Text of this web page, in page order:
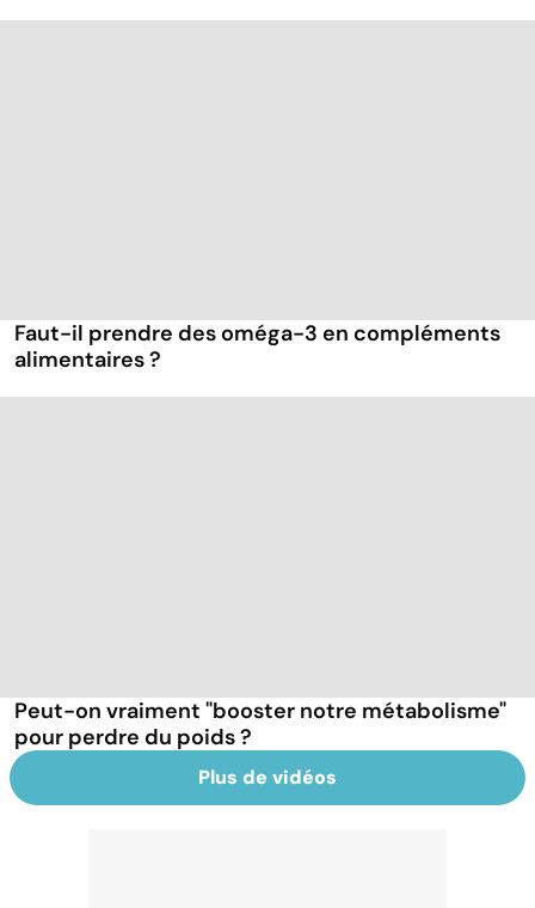
Faut-il prendre des oméga-3 en compléments
alimentaires ?
Peut-on vraiment "booster notre métabolisme"
pour perdre du poids ?
Plus de vidéos